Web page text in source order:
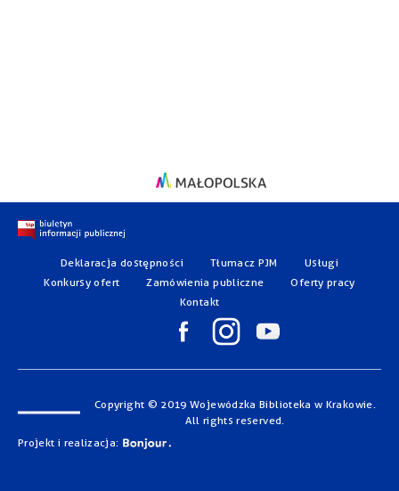
Deklaracja dostępności Tłumacz PJM
Usługi
Konkursy ofert
Zamówienia publiczne
Oferty pracy
Kontakt
Copyright © 2019 Wojewódzka Biblioteka w Krakowie.
All rights reserved.
Projekt i realizacja: